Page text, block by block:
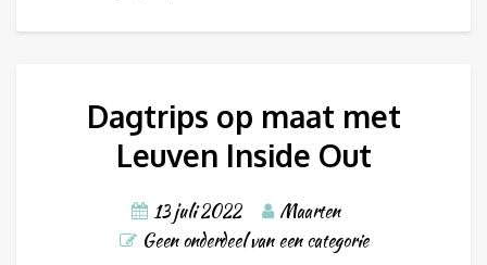
Dagtrips op maat met
Leuven Inside Out
13 juli 2022
Maarten
Geen onderdeel van een categorie